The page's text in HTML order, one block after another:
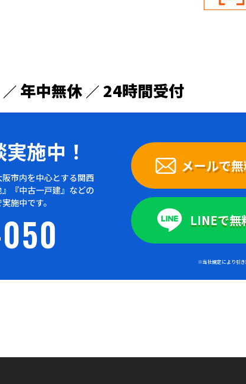
／ 年中無休 ／ 24時間受付
施中！
市内を中心とする関西
『中古一戸建』などの
施中です。
メールで
LINEで無
※当社規定により引